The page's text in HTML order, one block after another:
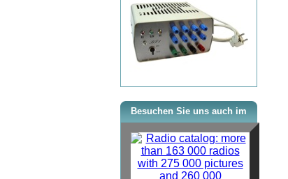
Besuchen Sie uns auch im